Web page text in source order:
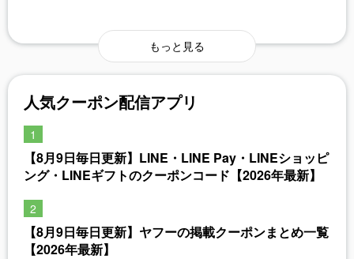
もっと見る
人気クーポン配信アプリ
【8月9日毎日更新】LINE・LINE Pay・LINEショッピ
ング・LINEギフトのクーポンコード【2026年最新】
【8月9日毎日更新】ヤフーの掲載クーポンまとめ一覧
【2026年最新】